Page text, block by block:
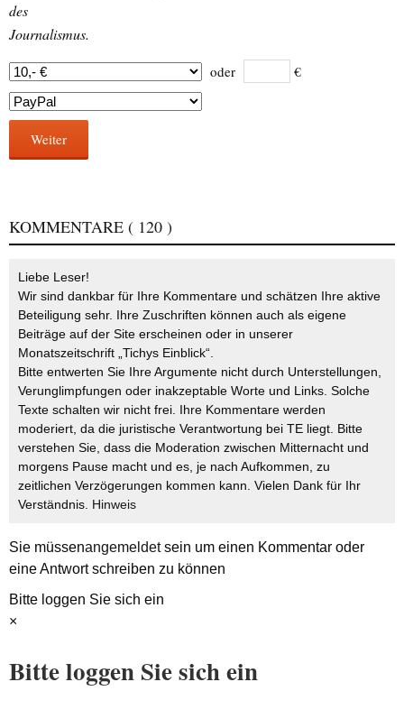
des
Journalismus.
oder €
Weiter
KOMMENTARE ( 120 )
Liebe Leser!
Wir sind dankbar für Ihre Kommentare und schätzen Ihre aktive
Beteiligung sehr. Ihre Zuschriften können auch als eigene
Beiträge auf der Site erscheinen oder in unserer
Monatszeitschrift „Tichys Einblick“.
Bitte entwerten Sie Ihre Argumente nicht durch Unterstellungen,
Verunglimpfungen oder inakzeptable Worte und Links. Solche
Texte schalten wir nicht frei. Ihre Kommentare werden
moderiert, da die juristische Verantwortung bei TE liegt. Bitte
verstehen Sie, dass die Moderation zwischen Mitternacht und
morgens Pause macht und es, je nach Aufkommen, zu
zeitlichen Verzögerungen kommen kann. Vielen Dank für Ihr
Verständnis. Hinweis
Sie müssenangemeldetsein um einen Kommentar oder
eine Antwort schreiben zu können
Bitte loggen Sie sich ein
×
Bitte loggen Sie sich ein